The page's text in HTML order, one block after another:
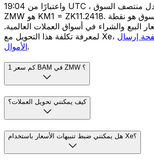
واعتبارًا من 19:04 UTC ، فإن معدل منتصف السوق BAM إلى
ZMW هو KM1 = ZK11.2418. سعر منتصف السوق هو نقطة
البيع والشراء في أسواق العملات العالمية.
إرسال
الأموال.
كم سعر 1 BAM في ZMW ؟
كيف يمكنني تحويل العملات؟
هل يمكنني ضبط تنبيهات الأسعار باستخدام Xe؟